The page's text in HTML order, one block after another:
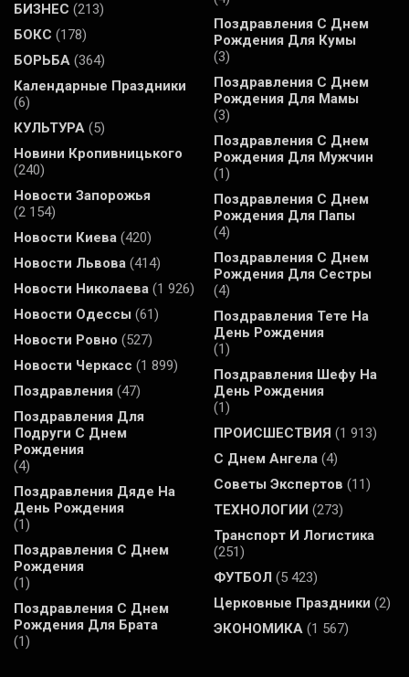
БИЗНЕС (213)
БОКС (178)
БОРЬБА (364)
Календарные Праздники
(6)
КУЛЬТУРА (5)
Новини Кропивницького
(240)
Новости Запорожья
(2 154)
Новости Киева (420)
Новости Львова (414)
Новости Николаева (1 926)
Новости Одессы (61)
Новости Ровно (527)
Новости Черкасс (1 899)
Поздравления (47)
Поздравления Для
Подруги С Днем
Рождения
(4)
Поздравления Дяде На
День Рождения
(1)
Поздравления С Днем
Рождения
(1)
Поздравления С Днем
Рождения Для Брата
(1)
Поздравления С Днем
Рождения Для Кумы
(3)
Поздравления С Днем
Рождения Для Мамы
(3)
Поздравления С Днем
Рождения Для Мужчин
(1)
Поздравления С Днем
Рождения Для Папы
(4)
Поздравления С Днем
Рождения Для Сестры
(4)
Поздравления Тете На
День Рождения
(1)
Поздравления Шефу На
День Рождения
(1)
ПРОИСШЕСТВИЯ (1 913)
С Днем Ангела (4)
Советы Экспертов (11)
ТЕХНОЛОГИИ (273)
Транспорт И Логистика
(251)
ФУТБОЛ (5 423)
Церковные Праздники (2)
ЭКОНОМИКА (1 567)